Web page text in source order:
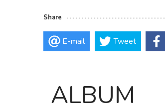
Share
E-mail Tweet
ALBUM